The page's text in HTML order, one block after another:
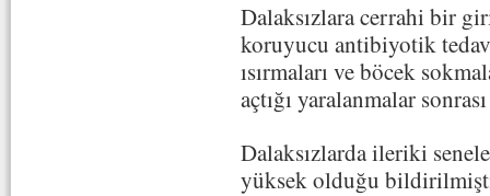
Dalaksızlara cerrahi bir
koruyucu antibiyotik
ısırmaları ve böcek
açtığı yaralanmalar
Dalaksızlarda ileriki
yüksek olduğu